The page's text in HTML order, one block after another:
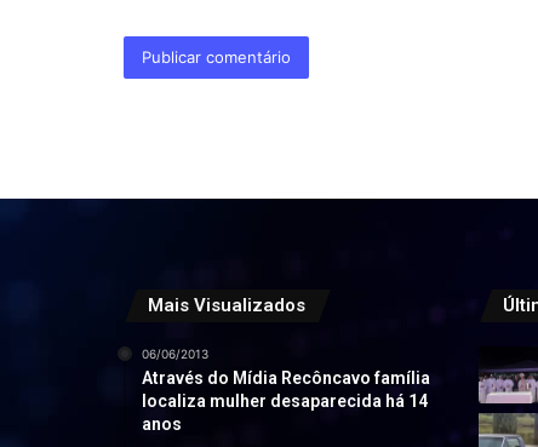
Mais Visualizados
06/06/2013
Através do Mídia Recôncavo família
localiza mulher desaparecida há 14
anos